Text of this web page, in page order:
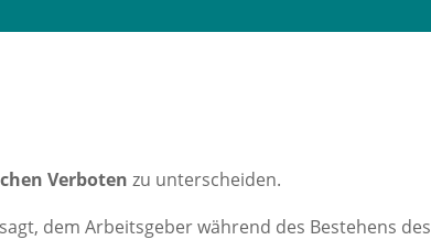
Verboten zu unterscheiden.
dem Arbeitsgeber während des Bestehens des